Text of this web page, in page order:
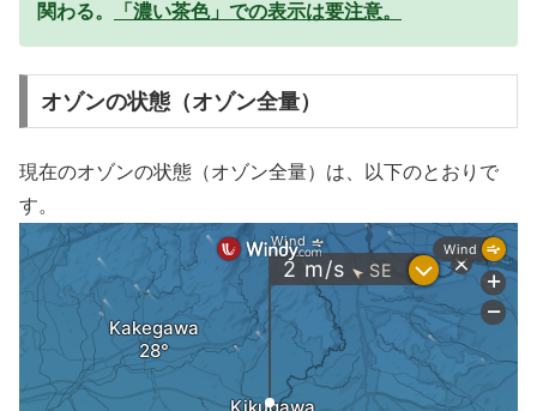
関わる。
「濃い茶色」での表示は要注意。
オゾンの状態（オゾン全量）
現在のオゾンの状態（オゾン全量）は、以下のとおりで
す。